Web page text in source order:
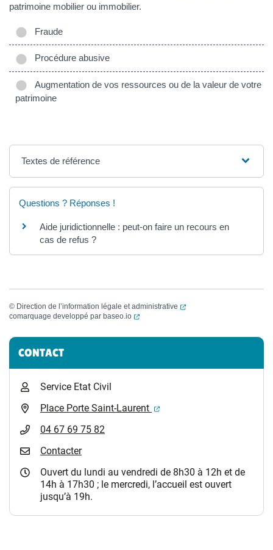
patrimoine mobilier ou immobilier.
Fraude
Procédure abusive
Augmentation de vos ressources ou de la valeur de votre
patrimoine
Textes de référence
Questions ? Réponses !
Aide juridictionnelle : peut-on faire un recours en
cas de refus ?
© Direction de l’information légale et administrative
(ouverture dans un
comarquage developpé par baseo.io (ouverture dans un nouvel onglet)
Informations complémentaires
CONTACT
Service Etat Civil
Place Porte Saint-Laurent
(ouverture dans un
04 67 69 75 82
Contacter
Ouvert du lundi au vendredi de 8h30 à 12h et de
14h à 17h30 ; le mercredi, l’accueil est ouvert
jusqu’à 19h.